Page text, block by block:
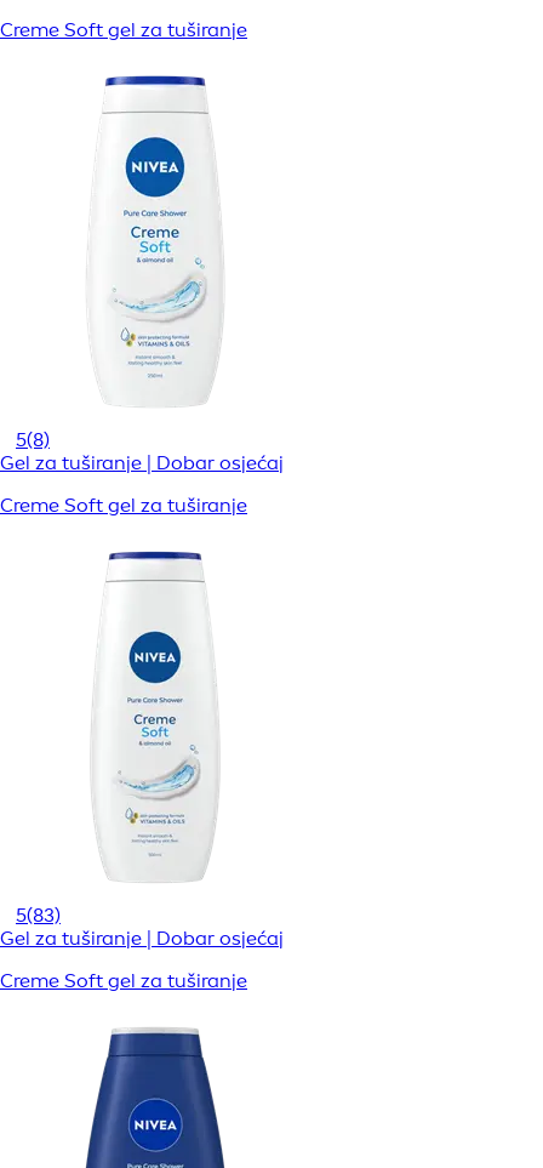
Creme Soft gel za tuširanje
5(8)
Gel za tuširanje | Dobar osjećaj
Creme Soft gel za tuširanje
5(83)
Gel za tuširanje | Dobar osjećaj
Creme Soft gel za tuširanje